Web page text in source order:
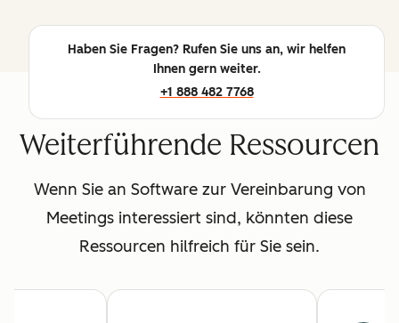
Haben Sie Fragen? Rufen Sie uns an, wir helfen
Ihnen gern weiter.
+1 888 482 7768
Weiterführende Ressourcen
Wenn Sie an Software zur Vereinbarung von
Meetings interessiert sind, könnten diese
Ressourcen hilfreich für Sie sein.